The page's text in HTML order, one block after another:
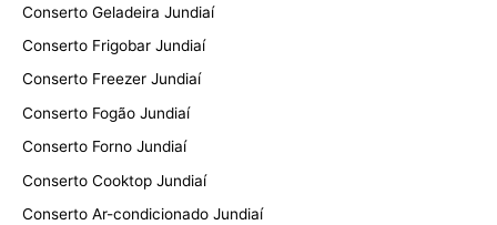
Conserto Geladeira Jundiaí
Conserto Frigobar Jundiaí
Conserto Freezer Jundiaí
Conserto Fogão Jundiaí
Conserto Forno Jundiaí
Conserto Cooktop Jundiaí
Conserto Ar-condicionado Jundiaí